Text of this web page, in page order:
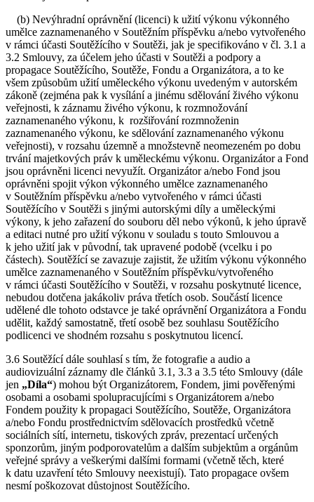
(b) Nevýhradní oprávnění (licenci) k užití výkonu výkonného
umělce zaznamenaného v Soutěžním příspěvku a/nebo vytvořeného
v rámci účasti Soutěžícího v Soutěži, jak je specifikováno v čl. 3.1 a
3.2 Smlouvy, za účelem jeho účasti v Soutěži a podpory a
propagace Soutěžícího, Soutěže, Fondu a Organizátora, a to ke
všem způsobům užití uměleckého výkonu uvedeným v autorském
zákoně (zejména pak k vysílání a jinému sdělování živého výkonu
veřejnosti, k záznamu živého výkonu, k rozmnožování
zaznamenaného výkonu, k rozšiřování rozmnoženin
zaznamenaného výkonu, ke sdělování zaznamenaného výkonu
veřejnosti), v rozsahu územně a množstevně neomezeném po dobu
trvání majetkových práv k uměleckému výkonu. Organizátor a Fond
jsou oprávněni licenci nevyužít. Organizátor a/nebo Fond jsou
oprávněni spojit výkon výkonného umělce zaznamenaného
v Soutěžním příspěvku a/nebo vytvořeného v rámci účasti
Soutěžícího v Soutěži s jinými autorskými díly a uměleckými
výkony, k jeho zařazení do souboru děl nebo výkonů, k jeho úpravě
a editaci nutné pro užití výkonu v souladu s touto Smlouvou a
k jeho užití jak v původní, tak upravené podobě (vcelku i po
částech). Soutěžící se zavazuje zajistit, že užitím výkonu výkonného
umělce zaznamenaného v Soutěžním příspěvku/vytvořeného
v rámci účasti Soutěžícího v Soutěži, v rozsahu poskytnuté licence,
nebudou dotčena jakákoliv práva třetích osob. Součástí licence
udělené dle tohoto odstavce je také oprávnění Organizátora a Fondu
udělit, každý samostatně, třetí osobě bez souhlasu Soutěžícího
podlicenci ve shodném rozsahu s poskytnutou licencí.
3.6 Soutěžící dále souhlasí s tím, že fotografie a audio a
audiovizuální záznamy dle článků 3.1, 3.3 a 3.5 této Smlouvy (dále
jen „Díla“) mohou být Organizátorem, Fondem, jimi pověřenými
osobami a osobami spolupracujícími s Organizátorem a/nebo
Fondem použity k propagaci Soutěžícího, Soutěže, Organizátora
a/nebo Fondu prostřednictvím sdělovacích prostředků včetně
sociálních sítí, internetu, tiskových zpráv, prezentací určených
sponzorům, jiným podporovatelům a dalším subjektům a orgánům
veřejné správy a veškerými dalšími formami (včetně těch, které
k datu uzavření této Smlouvy neexistují). Tato propagace ovšem
nesmí poškozovat důstojnost Soutěžícího.